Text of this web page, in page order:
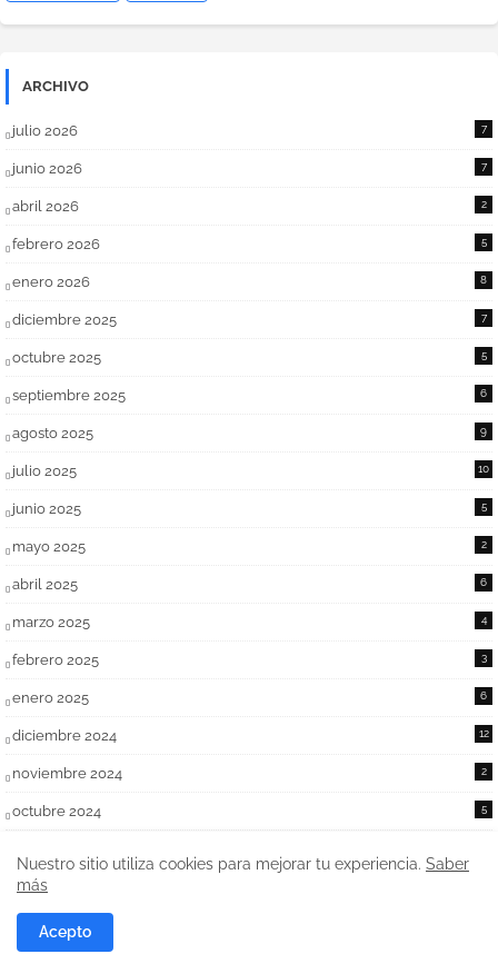
ARCHIVO
julio 2026 7
junio 2026 7
abril 2026 2
febrero 2026 5
enero 2026 8
diciembre 2025 7
octubre 2025 5
septiembre 2025 6
agosto 2025 9
julio 2025 10
junio 2025 5
mayo 2025 2
abril 2025 6
marzo 2025 4
febrero 2025 3
enero 2025 6
diciembre 2024 12
noviembre 2024 2
octubre 2024 5
agosto 2024
julio 2024
Nuestro sitio utiliza cookies para mejorar tu experiencia. Saber
más
Acepto